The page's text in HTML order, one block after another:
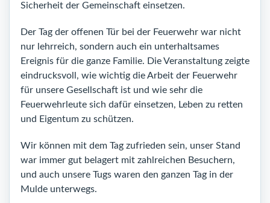
Sicherheit der Gemeinschaft einsetzen.
Der Tag der offenen Tür bei der Feuerwehr war nicht
nur lehrreich, sondern auch ein unterhaltsames
Ereignis für die ganze Familie. Die Veranstaltung zeigte
eindrucksvoll, wie wichtig die Arbeit der Feuerwehr
für unsere Gesellschaft ist und wie sehr die
Feuerwehrleute sich dafür einsetzen, Leben zu retten
und Eigentum zu schützen.
Wir können mit dem Tag zufrieden sein, unser Stand
war immer gut belagert mit zahlreichen Besuchern,
und auch unsere Tugs waren den ganzen Tag in der
Mulde unterwegs.